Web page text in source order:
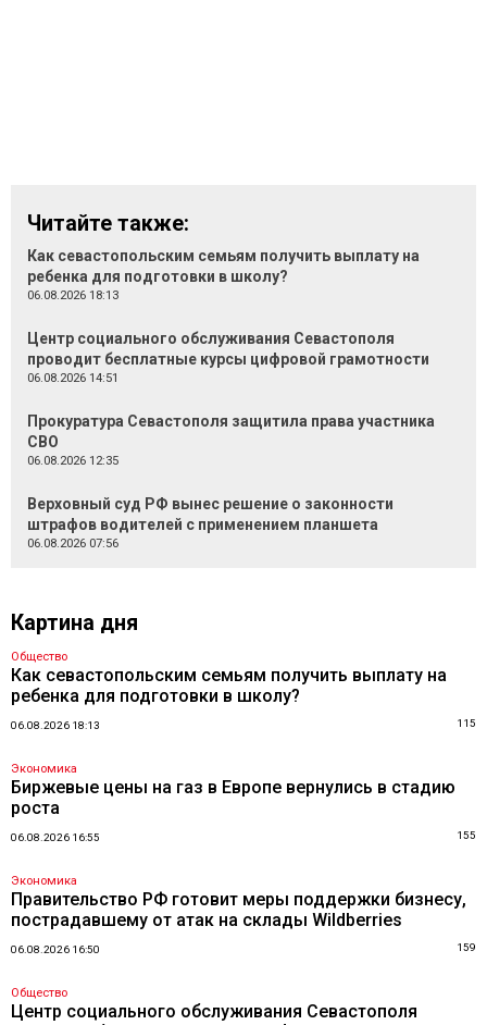
Читайте также:
Как севастопольским семьям получить выплату на
ребенка для подготовки в школу?
06.08.2026 18:13
Центр социального обслуживания Севастополя
проводит бесплатные курсы цифровой грамотности
06.08.2026 14:51
Прокуратура Севастополя защитила права участника
СВО
06.08.2026 12:35
Верховный суд РФ вынес решение о законности
штрафов водителей с применением планшета
06.08.2026 07:56
Картина дня
Общество
Как севастопольским семьям получить выплату на
ребенка для подготовки в школу?
06.08.2026 18:13 115
Экономика
Биржевые цены на газ в Европе вернулись в стадию
роста
06.08.2026 16:55 155
Экономика
Правительство РФ готовит меры поддержки бизнесу,
пострадавшему от атак на склады Wildberries
06.08.2026 16:50 159
Общество
Центр социального обслуживания Севастополя